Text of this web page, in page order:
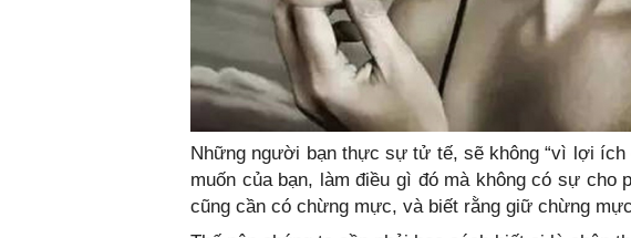
Những người bạn thực sự tử tế, sẽ không “vì lợi ích
muốn của bạn, làm điều gì đó mà không có sự cho
cũng cần có chừng mực, và biết rằng giữ chừng